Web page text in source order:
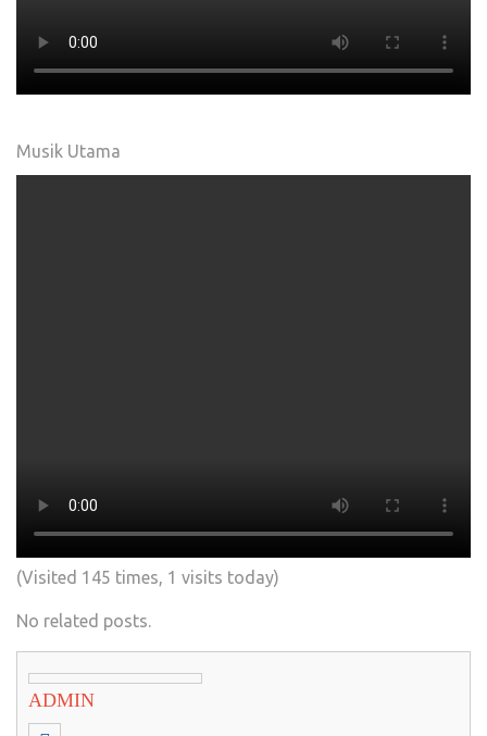
Musik Utama
(Visited 145 times, 1 visits today)
No related posts.
ADMIN